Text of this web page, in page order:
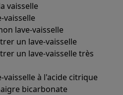
vaisselle
vaisselle
lave-vaisselle
un lave-vaisselle
un lave-vaisselle très
vaisselle à l'acide citrique
bicarbonate